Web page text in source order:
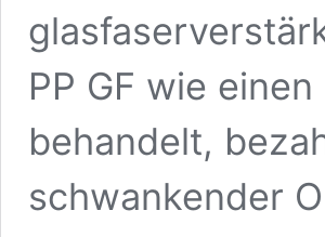
PP GF wie
behandelt,
schwankender